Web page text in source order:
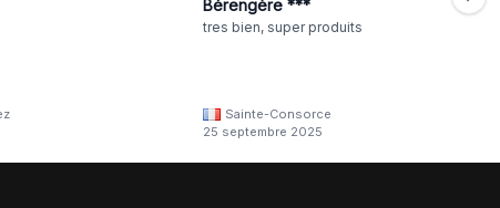
Bérengère ***
tres bien, super produits
Sainte-Consorce
25 septembre 2025